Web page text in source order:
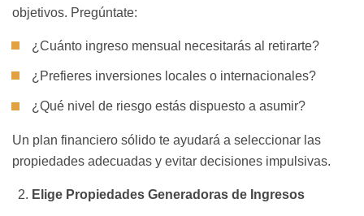
objetivos. Pregúntate:
¿Cuánto ingreso mensual necesitarás al retirarte?
¿Prefieres inversiones locales o internacionales?
¿Qué nivel de riesgo estás dispuesto a asumir?
Un plan financiero sólido te ayudará a seleccionar las
propiedades adecuadas y evitar decisiones impulsivas.
Elige Propiedades Generadoras de Ingresos